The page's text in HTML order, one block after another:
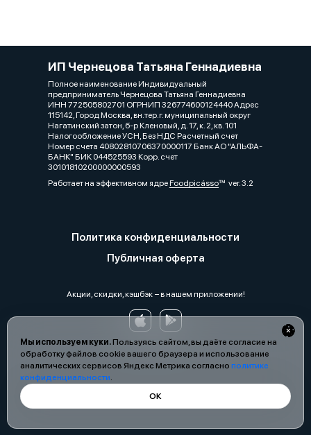
Мы используем куки.Пользуясь сайтом, вы даёте согласие на
обработку файлов cookie вашего браузера и использование
аналитических сервисов Яндекс Метрика согласно политике
конфиденциальности.
ОК
ИП Чернецова Татьяна Геннадиевна
Полное наименование Индивидуальный
предприниматель Чернецова Татьяна Геннадиевна
ИНН 772505802701 ОГРНИП 326774600124440 Адрес
115142, Город Москва, вн.тер.г. муниципальный округ
Нагатинский затон, б-р Кленовый, д. 17, к. 2, кв. 101
Налогообложение УСН, Без НДС Расчетный счет
Номер счета 40802810706370000117 Банк АО "АЛЬФА-
БАНК" БИК 044525593 Корр. счет
30101810200000000593
Работает на эффективном ядреFoodpicássover. 3.2
Политика конфиденциальности
Публичная оферта
Акции, скидки, кэшбэк − в нашем приложении!